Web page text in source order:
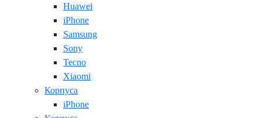
Huawei
iPhone
Samsung
Sony
Tecno
Xiaomi
Корпуса
iPhone